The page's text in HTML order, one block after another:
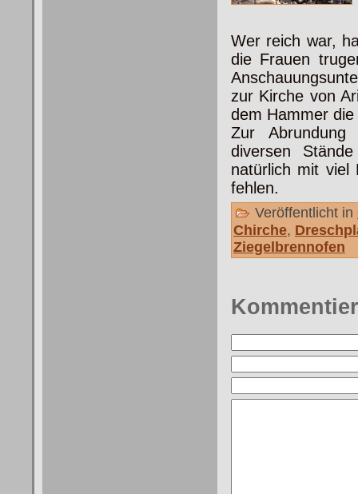
Wer reich war,
die Frauen
zur Kirche von
dem Hammer
Zur
diversen
natürlich mit viel
fehlen.
Veröffentlicht in
Chirche,
Ziegelbrennofen